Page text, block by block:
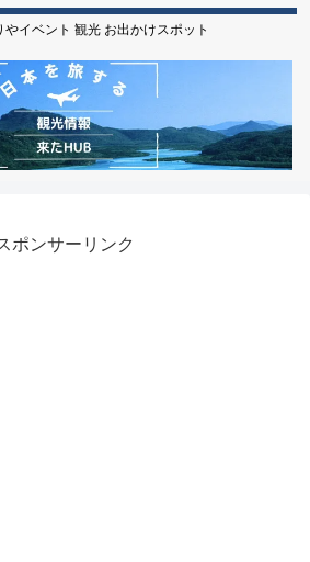
やイベント 観光 お出かけスポット
ポンサーリンク